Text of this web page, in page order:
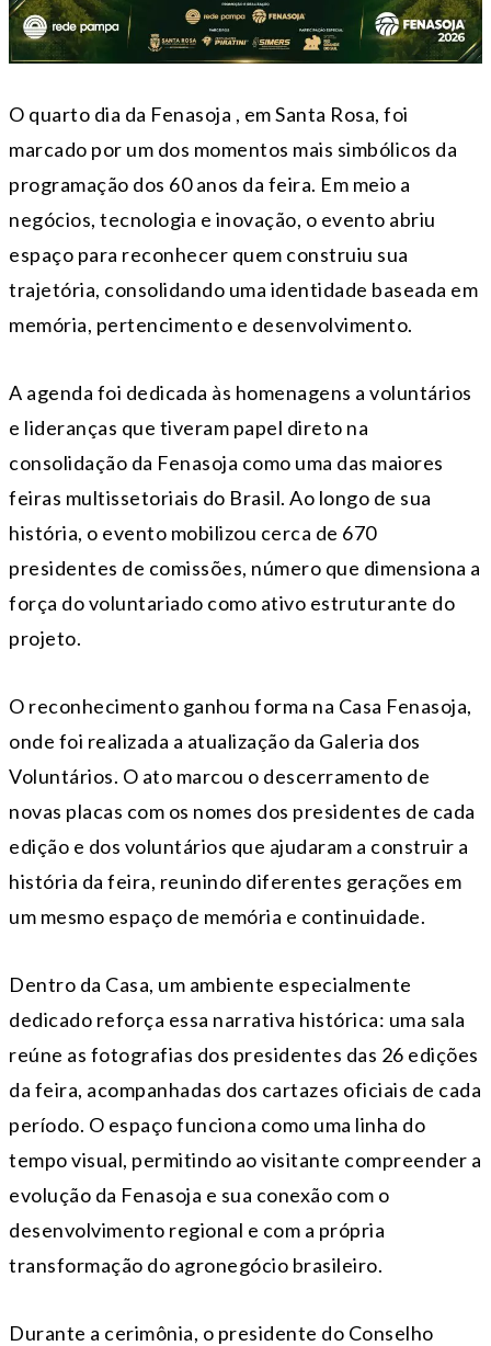
O quarto dia da Fenasoja , em Santa Rosa, foi
marcado por um dos momentos mais simbólicos da
programação dos 60 anos da feira. Em meio a
negócios, tecnologia e inovação, o evento abriu
espaço para reconhecer quem construiu sua
trajetória, consolidando uma identidade baseada em
memória, pertencimento e desenvolvimento.
A agenda foi dedicada às homenagens a voluntários
e lideranças que tiveram papel direto na
consolidação da Fenasoja como uma das maiores
feiras multissetoriais do Brasil. Ao longo de sua
história, o evento mobilizou cerca de 670
presidentes de comissões, número que dimensiona a
força do voluntariado como ativo estruturante do
projeto.
O reconhecimento ganhou forma na Casa Fenasoja,
onde foi realizada a atualização da Galeria dos
Voluntários. O ato marcou o descerramento de
novas placas com os nomes dos presidentes de cada
edição e dos voluntários que ajudaram a construir a
história da feira, reunindo diferentes gerações em
um mesmo espaço de memória e continuidade.
Dentro da Casa, um ambiente especialmente
dedicado reforça essa narrativa histórica: uma sala
reúne as fotografias dos presidentes das 26 edições
da feira, acompanhadas dos cartazes oficiais de cada
período. O espaço funciona como uma linha do
tempo visual, permitindo ao visitante compreender a
evolução da Fenasoja e sua conexão com o
desenvolvimento regional e com a própria
transformação do agronegócio brasileiro.
Durante a cerimônia, o presidente do Conselho